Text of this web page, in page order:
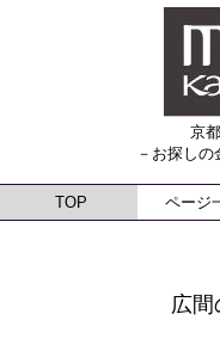
京
－お探しの
TOP ページ
広